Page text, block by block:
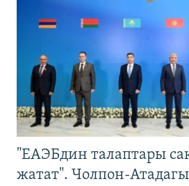
"ЕАЭБдин талаптары
жатат". Чолпон-